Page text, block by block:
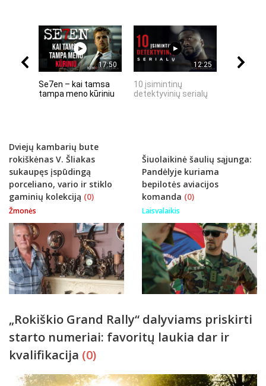
17:50
Se7en – kai tamsa
tampa meno kūriniu
12:25
10 įsimintinų
detektyvinių serialų
Dviejų kambarių bute
rokiškėnas V. Šliakas
sukaupęs įspūdingą
porceliano, vario ir stiklo
gaminių kolekciją (0)
Žmonės
Šiuolaikinė šaulių sąjunga:
Pandėlyje kuriama
bepilotės aviacijos
komanda (0)
Laisvalaikis
„Rokiškio Grand Rally“ dalyviams priskirti
starto numeriai: favoritų laukia dar ir
kvalifikacija (0)